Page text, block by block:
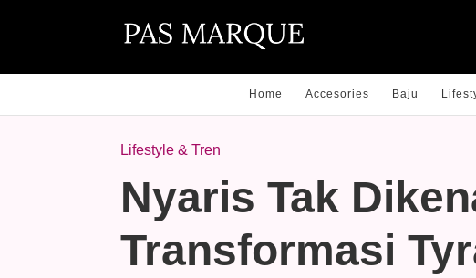
Home Accesories Baju
Lifestyle & Tren
Nyaris Tak
Transformasi